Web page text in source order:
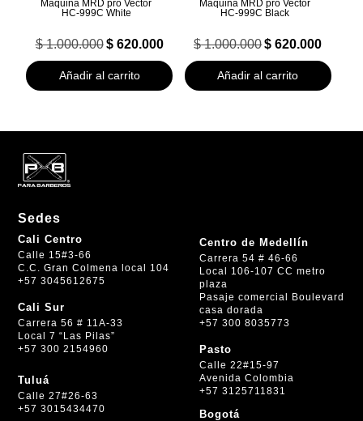
Maquina MRD pro Vector
HC‑999C White
$1.000.000 El
precio
original
era:
$620.000El
actual
es:
$ 620.000.
Añadir al carrito
Maquina MRD pro Vector
HC‑999C Black
$1.000.000 El
precio
original
era:
$ 620.000
actual
es:
$ 620.000.
Añadir al carrito
Sedes
Cali Centro
Calle 15#3-66
C.C. Gran Colmena local 104
+57 3045612675
Cali Sur
Carrera 56 # 11A-33
Local 7 “Las Pilas”
+57 300 2154960
Tuluá
Calle 27#26-63
+57 3015434470
Centro de Medellín
Carrera 54 # 46-66
Local 106-107 CC metro
plaza
Pasaje comercial Boulevard
casa dorada
+57 300 8035773
Pasto
Calle 22#15-97
Avenida Colombia
+57 3125711831
Bogotá